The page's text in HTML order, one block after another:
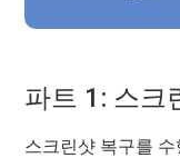
파트 1: 스크
스크린샷 복구를